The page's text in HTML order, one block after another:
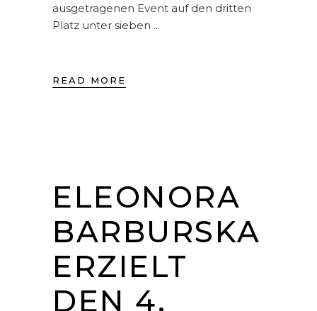
ausgetragenen Event auf den dritten
Platz unter sieben
READ MORE
ELEONORA
BARBURSKA
ERZIELT
DEN 4.